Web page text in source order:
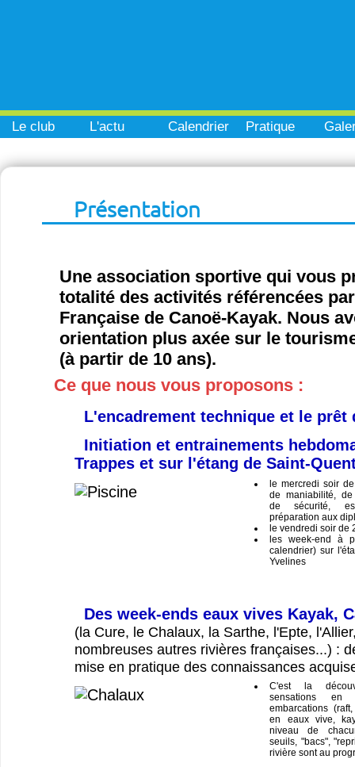
Le club L'actu Calendrier Pratique
Présentation
Une association sportive qui vous
totalité des activités référencées
Française de Canoë-Kayak. Nous
orientation plus axée sur le
(à partir de 10 ans).
Ce que nous vous proposons :
L'encadrement technique et le prêt
Initiation et entrainements
Trappes et sur l'étang de Saint-
le mercredi soir
de maniabilité,
de sécurité,
préparation aux
le vendredi soir de
les week-end à
calendrier) sur
Yvelines
Des week-ends eaux vives Kayak,
(la Cure, le Chalaux, la Sarthe, l'Epte,
nombreuses autres rivières françaises...) :
mise en pratique des connaissances
C'est la
sensations en
embarcations
en eaux vive,
niveau de
seuils, "bacs",
rivière sont au